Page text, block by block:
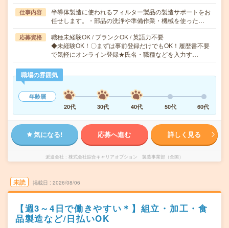
仕事内容
半導体製造に使われるフィルター製品の製造サポートをお
任せします。・部品の洗浄や準備作業・機械を使った…
応募資格
職種未経験OK / ブランクOK / 英語力不要
◆未経験OK！〇まずは事前登録だけでもOK！履歴書不要
で気軽にオンライン登録★氏名・職種などを入力す…
職場の雰囲気
年齢層
20代
30代 40代 50代 60代
気になる! 応募へ進む 詳しく見る
派遣会社 株式会社綜合キャリアオプション 製造事業部（全国）
未読 掲載日 2026/08/06
【週3～4日で働きやすい＊】組立・加工・食
品製造など/日払いOK